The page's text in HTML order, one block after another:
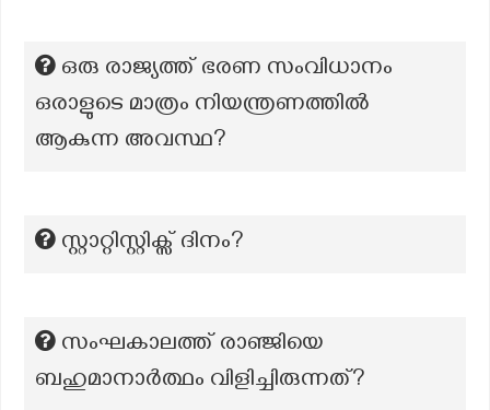
ഒരു രാജ്യത്ത് ഭരണ സംവിധാനം
ഒരാളുടെ മാത്രം നിയന്ത്രണത്തിൽ
ആകുന്ന അവസ്ഥ?
സ്റ്റാറ്റിസ്റ്റിക്സ് ദിനം?
സംഘകാലത്ത് രാഞ്ജിയെ
ബഹുമാനാർത്ഥം വിളിച്ചിരുന്നത്?